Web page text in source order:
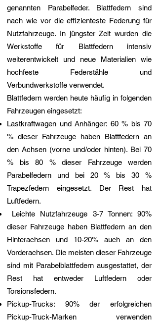
genannten Parabelfeder. Blattfedern sind
nach wie vor die effizienteste Federung für
Nutzfahrzeuge. In jüngster Zeit wurden die
Werkstoffe für Blattfedern intensiv
weiterentwickelt und neue Materialien wie
hochfeste Federstähle und
Verbundwerkstoffe verwendet.
Blattfedern werden heute häufig in folgenden
Fahrzeugen eingesetzt:
Lastkraftwagen und Anhänger: 60 % bis 70
% dieser Fahrzeuge haben Blattfedern an
den Achsen (vorne und/oder hinten). Bei 70
% bis 80 % dieser Fahrzeuge werden
Parabelfedern und bei 20 % bis 30 %
Trapezfedern eingesetzt. Der Rest hat
Luftfedern.​
Leichte Nutzfahrzeuge 3-7 Tonnen: 90%
dieser Fahrzeuge haben Blattfedern an den
Hinterachsen und 10-20% auch an den
Vorderachsen. Die meisten dieser Fahrzeuge
sind mit Parabelblattfedern ausgestattet, der
Rest hat entweder Luftfedern oder
Torsionsfedern.
Pickup-Trucks: 90% der erfolgreichen
Pickup-Truck-Marken verwenden